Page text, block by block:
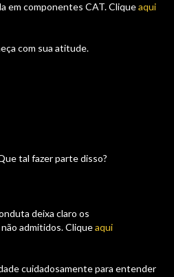
em componentes CAT. Cliqueaqui
com sua atitude.
tal fazer parte disso?
deixa claro os
admitidos. Cliqueaqui
cuidadosamente para entender